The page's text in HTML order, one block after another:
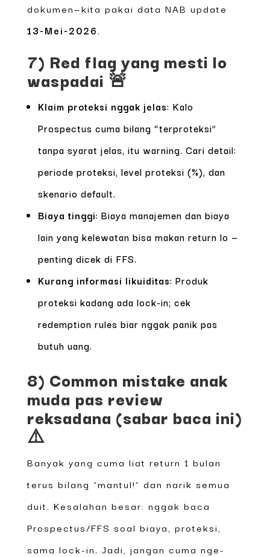
dokumen—kita pakai data NAB update
13-Mei-2026.
7) Red flag yang mesti lo
waspadai 🚨
Klaim proteksi nggak jelas: Kalo
Prospectus cuma bilang “terproteksi”
tanpa syarat jelas, itu warning. Cari detail:
periode proteksi, level proteksi (%), dan
skenario default.
Biaya tinggi: Biaya manajemen dan biaya
lain yang kelewatan bisa makan return lo —
penting dicek di FFS.
Kurang informasi likuiditas: Produk
proteksi kadang ada lock-in; cek
redemption rules biar nggak panik pas
butuh uang.
8) Common mistake anak
muda pas review
reksadana (sabar baca ini)
⚠️
Banyak yang cuma liat return 1 bulan
terus bilang “mantul!” dan narik semua
duit. Kesalahan besar: nggak baca
Prospectus/FFS soal biaya, proteksi,
sama lock-in. Jadi, jangan cuma nge-